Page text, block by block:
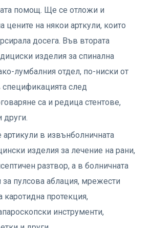
помощ. Ще се отложи и
цените на някои арткули, които
досега. Във втората
изделия за спинална
лумбалния отдел, по-ниски от
след
са и редица стентове,
други.
в извънболничната
изделия за лечение на рани,
разтвор, а в болничната
пулсова аблация, мрежести
каротидна протекция,
инструменти,